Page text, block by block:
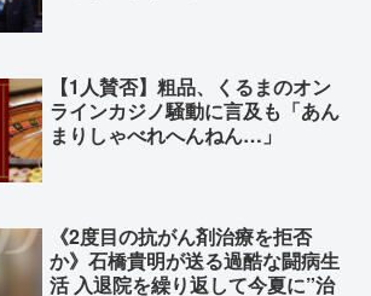
【1人賛否】粗品、くるまのオン
ラインカジノ騒動に言及も「あん
まりしゃべれへんねん…」
《2度目の抗がん剤治療を拒否
か》石橋貴明が送る過酷な闘病生
活 入退院を繰り返して今夏に”治